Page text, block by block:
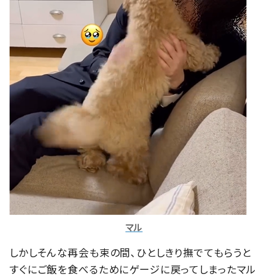
マル
しかしそんな再会も束の間、ひとしきり撫でてもらうと
すぐにご飯を食べるためにゲージに戻ってしまったマル